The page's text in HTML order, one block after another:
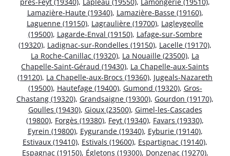
Lamazière-Haute (19340), Lamazière-Basse (19160),
Laguenne (19150), Lagraulière (19700), Lagleygeolle
(19500), Lagarde-Enval (19150), Lafage-sur-Sombre
(19320), Ladignac-sur-Rondelles (19150), Lacelle (19170),
La Roche-Canillac (19320), La Nouaille (23500), La
Chapelle-Saint-Géraud (19430), La Chapelle-aux-Saints
(19120), La Chapelle-aux-Brocs (19360), Jugeals-Nazareth
(19500), Hautefage (19400), Gumond (19320), Gros-
Chastang (19320), Grandsaigne (19300), Gourdon (19170),
Goulles (19430), Gioux (23500), Gimel-les-Cascades
(19800), Forgès (19380), Feyt (19340), Favars (19330),
Eyrein (19800), Eygurande (19340), Eyburie (19140),
Estivaux (19410), Estivals (19600), Espartignac (19140),
Espagnac (19150), Égletons (19300), Donzenac (19270),